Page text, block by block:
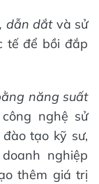
dẫn dắt và sử
tế để bồi đắp
năng suất
nghệ sử
tạo kỹ sư,
nghiệp
thêm giá trị